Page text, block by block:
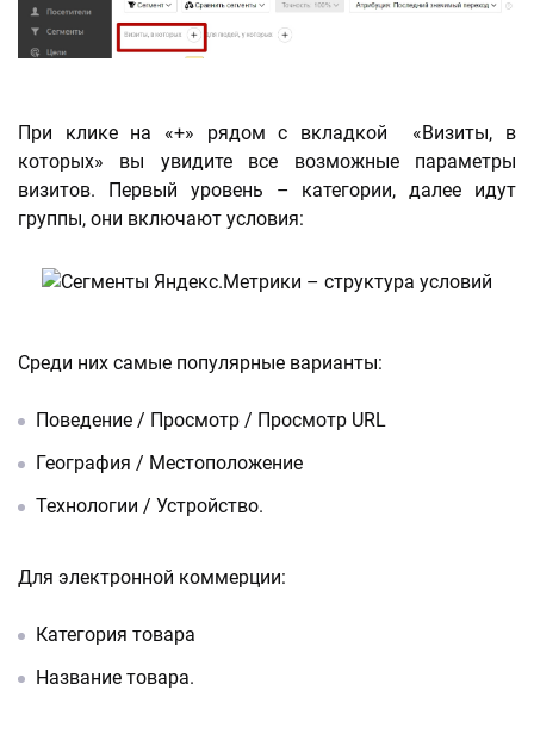
При клике на «+» рядом с вкладкой «Визиты, в
которых» вы увидите все возможные параметры
визитов. Первый уровень – категории, далее идут
группы, они включают условия:
Среди них самые популярные варианты:
Поведение / Просмотр / Просмотр URL
География / Местоположение
Технологии / Устройство.
Для электронной коммерции:
Категория товара
Название товара.